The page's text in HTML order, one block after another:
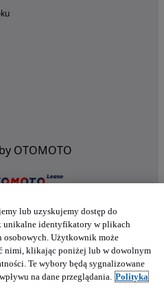
OTOMOTO
lub uzyskujemy dostęp do
unikalne identyfikatory w plikach
osobowych. Użytkownik może
nimi, klikając poniżej lub w dowolnym
Te wybory będą sygnalizowane
na dane przeglądania. Polityka